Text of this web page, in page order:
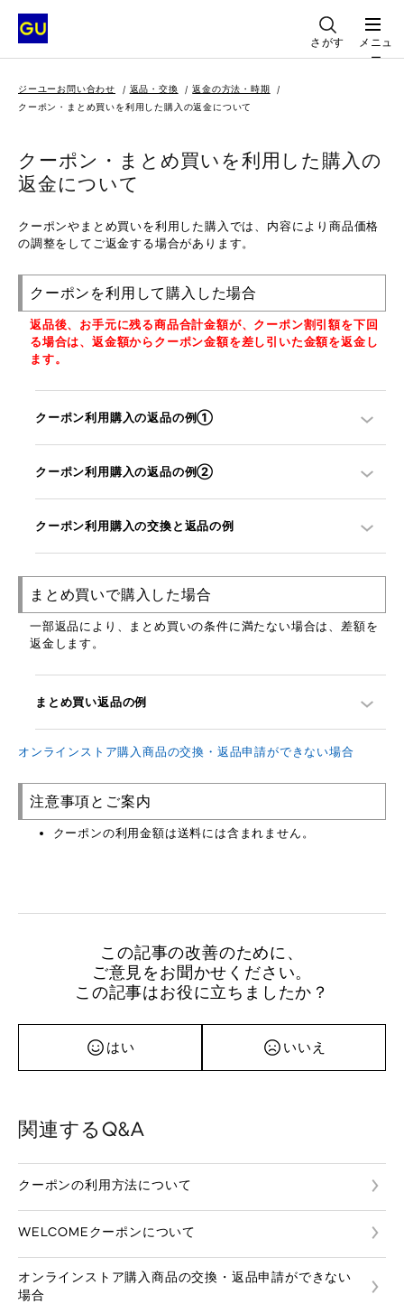
さがす
メニュ
ー
ジーユーお問い合わせ 返品・交換
返金の方法・時期
クーポン・まとめ買いを利用した購入の返金について
クーポン・まとめ買いを利用した購入の
返金について
クーポンやまとめ買いを利用した購入では、内容により商品価格
の調整をしてご返金する場合があります。
クーポンを利用して購入した場合
返品後、お手元に残る商品合計金額が、クーポン割引額を下回
る場合は、返金額からクーポン金額を差し引いた金額を返金し
ます。
クーポン利用購入の返品の例①
クーポン利用購入の返品の例②
クーポン利用購入の交換と返品の例
まとめ買いで購入した場合
一部返品により、まとめ買いの条件に満たない場合は、差額を
返金します。
まとめ買い返品の例
オンラインストア購入商品の交換・返品申請ができない場合
注意事項とご案内
クーポンの利用金額は送料には含まれません。
この記事の改善のために、
ご意見をお聞かせください。
この記事はお役に立ちましたか？
はい いいえ
関連するQ&A
クーポンの利用方法について
WELCOMEクーポンについて
オンラインストア購入商品の交換・返品申請ができない
場合